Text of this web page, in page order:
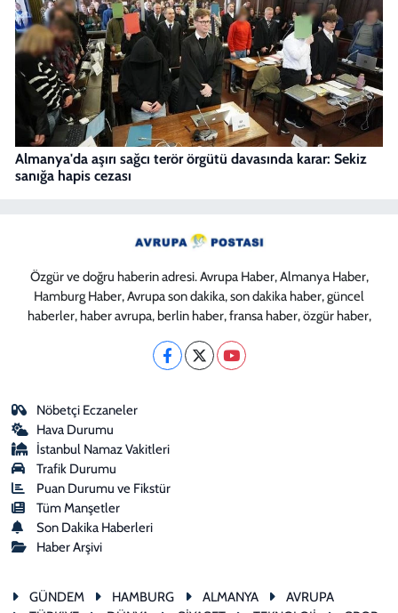
Almanya'da aşırı sağcı terör örgütü davasında karar: Sekiz
sanığa hapis cezası
Özgür ve doğru haberin adresi. Avrupa Haber, Almanya Haber,
Hamburg Haber, Avrupa son dakika, son dakika haber, güncel
haberler, haber avrupa, berlin haber, fransa haber, özgür haber,
Nöbetçi Eczaneler
Hava Durumu
İstanbul Namaz Vakitleri
Trafik Durumu
Puan Durumu ve Fikstür
Tüm Manşetler
Son Dakika Haberleri
Haber Arşivi
GÜNDEM HAMBURG ALMANYA
AVRUPA